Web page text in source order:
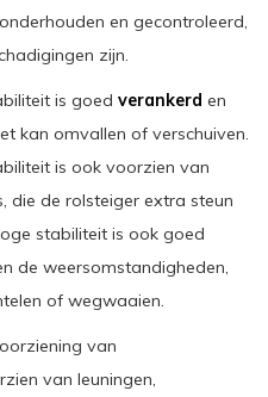
en gecontroleerd,
zijn.
is goed verankerd en
kan omvallen of verschuiven.
is ook voorzien van
die de rolsteiger extra steun
stabiliteit is ook goed
de weersomstandigheden,
of wegwaaien.
van
van leuningen,